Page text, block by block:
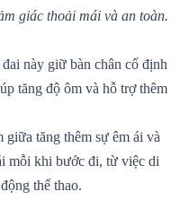
giác thoải mái và an toàn.
đai này giữ bàn chân cố định
tăng độ ôm và hỗ trợ thêm
giữa tăng thêm sự êm ái và
mỗi khi bước đi, từ việc di
thể thao.